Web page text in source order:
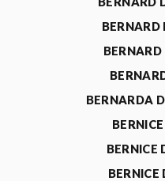
BERNARD
BERNARD
BERNARDA
BERNICE
BERNICE